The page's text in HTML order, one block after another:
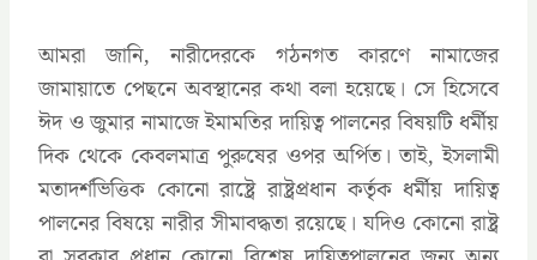
আমরা জানি, নারীদেরকে গঠনগত কারণে নামাজের
জামায়াতে পেছনে অবস্থানের কথা বলা হয়েছে। সে হিসেবে
ঈদ ও জুমার নামাজে ইমামতির দায়িত্ব পালনের বিষয়টি ধর্মীয়
দিক থেকে কেবলমাত্র পুরুষের ওপর অর্পিত। তাই, ইসলামী
মতাদর্শভিত্তিক কোনো রাষ্ট্রে রাষ্ট্রপ্রধান কর্তৃক ধর্মীয় দায়িত্ব
পালনের বিষয়ে নারীর সীমাবদ্ধতা রয়েছে। যদিও কোনো রাষ্ট্র